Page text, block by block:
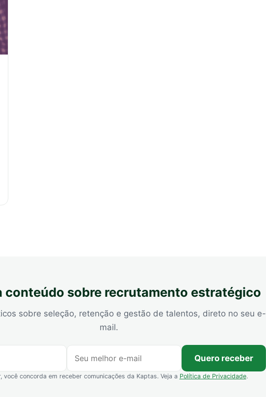
conteúdo sobre recrutamento estratégico
sobre seleção, retenção e gestão de talentos, direto no seu e-
mail.
Quero receber
você concorda em receber comunicações da Kaptas. Veja a Política de Privacidade.